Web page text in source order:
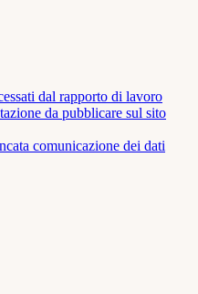
dal rapporto di lavoro
da pubblicare sul sito
comunicazione dei dati